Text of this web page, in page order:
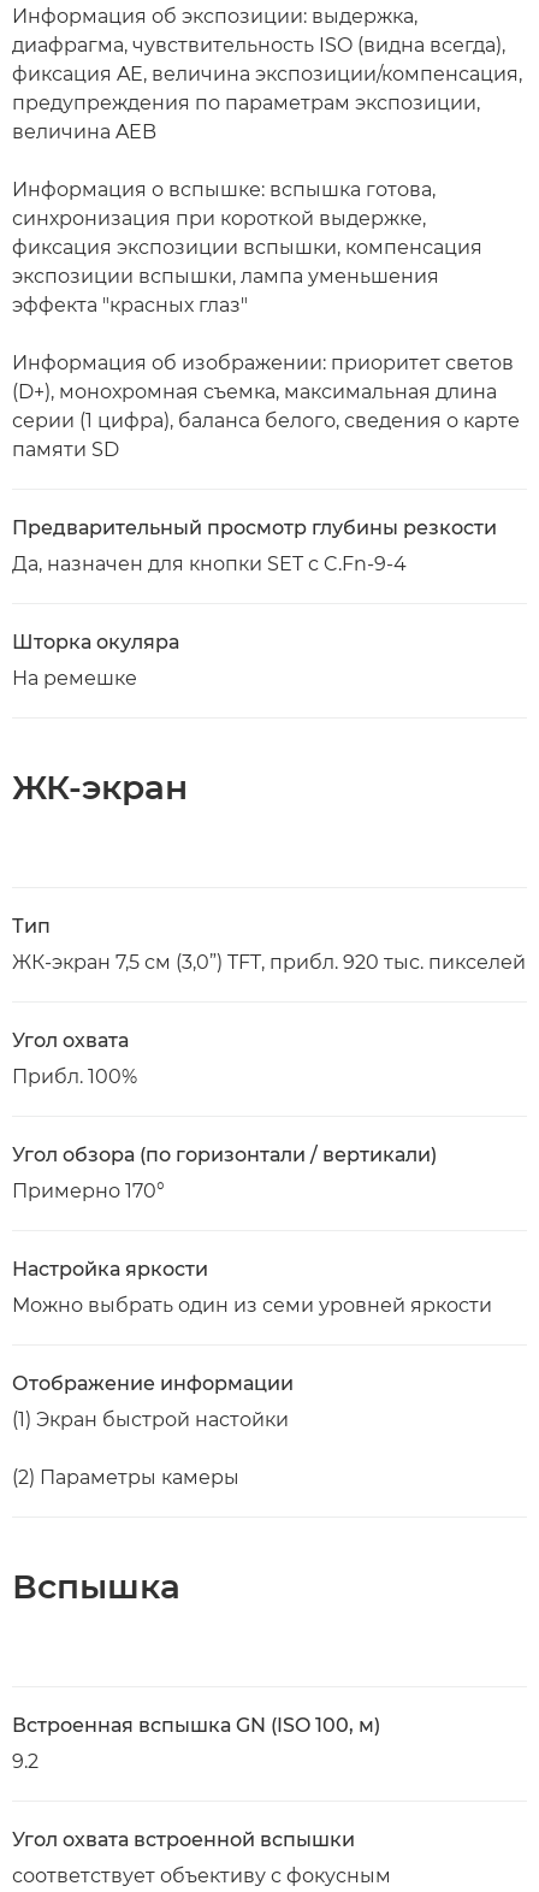
Информация об экспозиции: выдержка,
диафрагма, чувствительность ISO (видна всегда),
фиксация AE, величина экспозиции/компенсация,
предупреждения по параметрам экспозиции,
величина AEB
Информация о вспышке: вспышка готова,
синхронизация при короткой выдержке,
фиксация экспозиции вспышки, компенсация
экспозиции вспышки, лампа уменьшения
эффекта "красных глаз"
Информация об изображении: приоритет светов
(D+), монохромная съемка, максимальная длина
серии (1 цифра), баланса белого, сведения о карте
памяти SD
Предварительный просмотр глубины резкости
Да, назначен для кнопки SET с C.Fn-9-4
Шторка окуляра
На ремешке
ЖК-экран
Тип
ЖК-экран 7,5 см (3,0”) TFT, прибл. 920 тыс. пикселей
Угол охвата
Прибл. 100%
Угол обзора (по горизонтали / вертикали)
Примерно 170°
Настройка яркости
Можно выбрать один из семи уровней яркости
Отображение информации
(1) Экран быстрой настойки
(2) Параметры камеры
Вспышка
Встроенная вспышка GN (ISO 100, м)
9.2
Угол охвата встроенной вспышки
соответствует объективу с фокусным